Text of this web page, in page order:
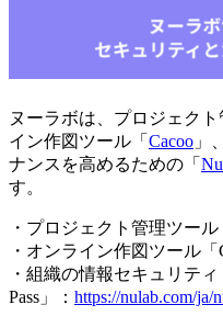
ヌーラボは、プロジェクト
イン作図ツール「 Cacoo 」
ナンスを高めるための「
す。
・プロジェクト管理ツール
・オンライン作図ツール「
・組織の情報セキュリテ
Pass」： https://nulab.com/ja/